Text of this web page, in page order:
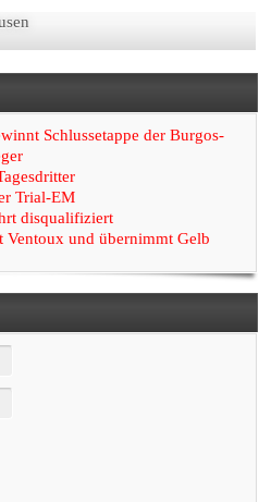
Schlussetappe der Burgos-
Trial-EM
disqualifiziert
Ventoux und übernimmt Gelb